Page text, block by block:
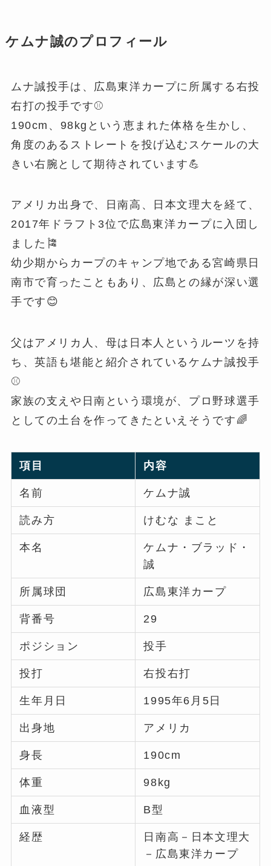
ケムナ誠のプロフィール
ムナ誠投手は、広島東洋カープに所属する右投
右打の投手です⚾️
190cm、98kgという恵まれた体格を生かし、
角度のあるストレートを投げ込むスケールの大
きい右腕として期待されています💪
アメリカ出身で、日南高、日本文理大を経て、
2017年ドラフト3位で広島東洋カープに入団し
ました🎏
幼少期からカープのキャンプ地である宮崎県日
南市で育ったこともあり、広島との縁が深い選
手です😊
父はアメリカ人、母は日本人というルーツを持
ち、英語も堪能と紹介されているケムナ誠投手
⚾️
家族の支えや日南という環境が、プロ野球選手
としての土台を作ってきたといえそうです🌈
項目 内容
名前 ケムナ誠
読み方 けむな まこと
本名
ケムナ・ブラッド・
誠
所属球団 広島東洋カープ
背番号 29
ポジション 投手
投打 右投右打
生年月日 1995年6月5日
出身地 アメリカ
身長 190cm
体重 98kg
血液型 B型
経歴
日南高－日本文理大
－広島東洋カープ